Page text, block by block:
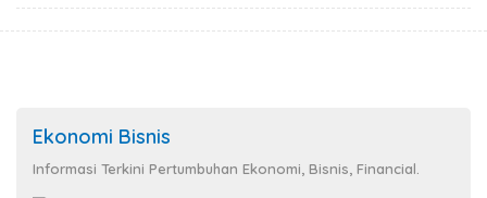
Ekonomi Bisnis
Informasi Terkini Pertumbuhan Ekonomi, Bisnis, Financial.